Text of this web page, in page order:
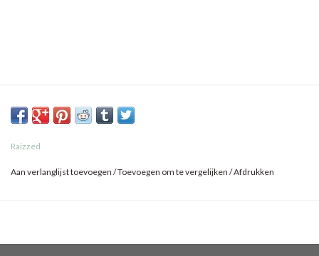
Raizzed
Aan verlanglijst toevoegen /Toevoegen om te vergelijken /Afdrukken